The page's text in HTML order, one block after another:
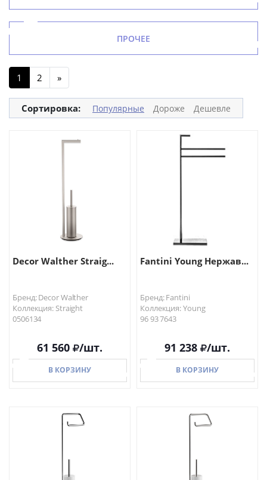
ПРОЧЕЕ
1 2 »
Сортировка: Популярные Дороже Дешевле
Decor Walther Straig...
Бренд: Decor Walther
Коллекция: Straight
0506134
61 560 /шт.
В КОРЗИНУ
Fantini Young Нержав...
Бренд: Fantini
Коллекция: Young
96 93 7643
91 238 /шт.
В КОРЗИНУ